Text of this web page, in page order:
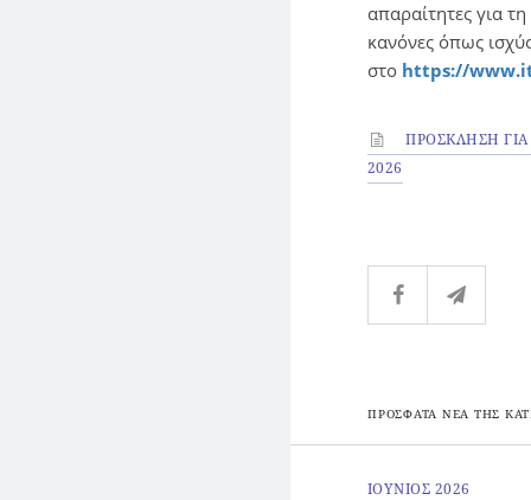
απαραίτητες για
κανόνες όπως
στο https://
ΠΡΟΣΚΛΗΣΗ
2026
ΠΡΟΣΦΑΤΑ ΝΕΑ ΤΗΣ
ΙΟΥΝΙΟΣ 2026